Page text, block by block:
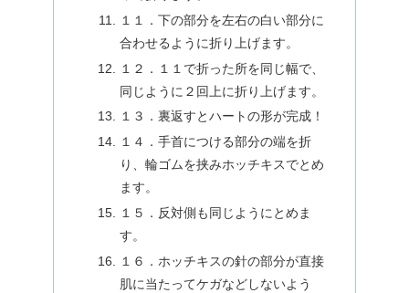
１１．下の部分を左右の白い部分に
合わせるように折り上げます。
１２．１１で折った所を同じ幅で、
同じように２回上に折り上げます。
１３．裏返すとハートの形が完成！
１４．手首につける部分の端を折
り、輪ゴムを挟みホッチキスでとめ
ます。
１５．反対側も同じようにとめま
す。
１６．ホッチキスの針の部分が直接
肌に当たってケガなどしないよう